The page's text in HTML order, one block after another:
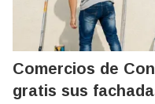
Comercios de
gratis sus